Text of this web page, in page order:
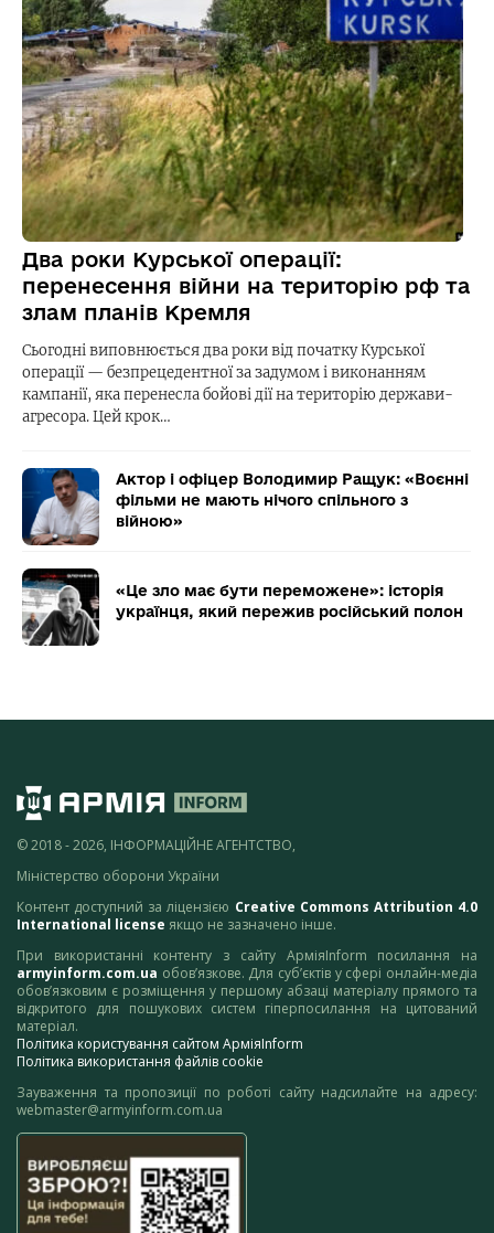
Два роки Курської операції:
перенесення війни на територію рф та
злам планів Кремля
Сьогодні виповнюється два роки від початку Курської
операції — безпрецедентної за задумом і виконанням
кампанії, яка перенесла бойові дії на територію держави-
агресора. Цей крок…
Актор і офіцер Володимир Ращук: «Воєнні
фільми не мають нічого спільного з
війною»
«Це зло має бути переможене»: історія
українця, який пережив російський полон
© 2018 - 2026, ІНФОРМАЦІЙНЕ АГЕНТСТВО,
Міністерство оборони України
Контент доступний за ліцензією Creative Commons Attribution 4.0
International license якщо не зазначено інше.
При використанні контенту з сайту АрміяInform посилання на
armyinform.com.ua обов’язкове. Для суб’єктів у сфері онлайн-медіа
обов’язковим є розміщення у першому абзаці матеріалу прямого та
відкритого для пошукових систем гіперпосилання на цитований
матеріал.
Політика користування сайтом АрміяInform
Політика використання файлів cookie
Зауваження та пропозиції по роботі сайту надсилайте на адресу:
webmaster@armyinform.com.ua